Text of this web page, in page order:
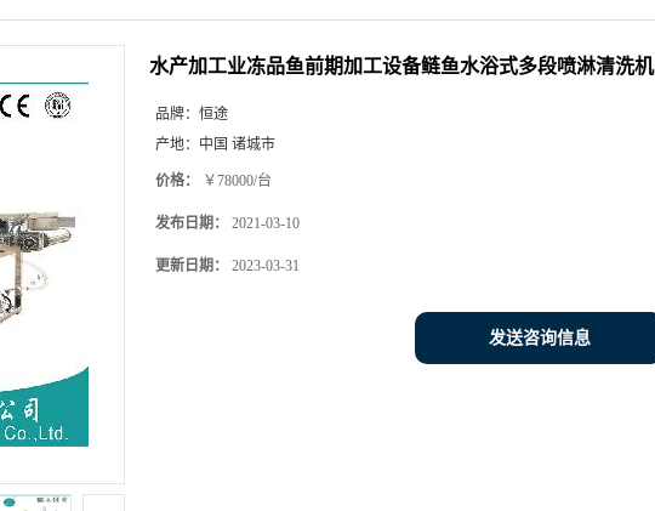
水产加工业冻品鱼前期加工设备鲢鱼水浴式多段喷淋清洗机
品牌： 恒途
产地： 中国 诸城市
价格： ￥78000/台
发布日期： 2021-03-10
更新日期： 2023-03-31
发送咨询信息